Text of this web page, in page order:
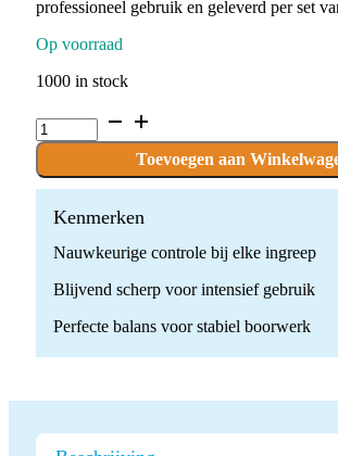
professioneel gebruik en geleverd per set
Op voorraad
1000 in stock
C.141.014.RAL
x
boren
quantity
Toevoegen aan
Kenmerken
Nauwkeurige controle bij elke ingreep
Blijvend scherp voor intensief gebruik
Perfecte balans voor stabiel boorwerk